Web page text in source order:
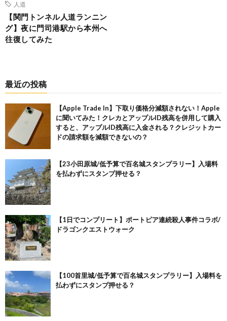
人道
【関門トンネル人道ランニン
グ】夜に門司港駅から本州へ
往復してみた
最近の投稿
【Apple Trade In】下取り価格分減額されない！Apple
に聞いてみた！クレカとアップルID残高を併用して購入
すると、アップルID残高に入金される？クレジットカー
ドの請求額を減額できないの？
【23小田原城/低予算で百名城スタンプラリー】入場料
を払わずにスタンプ押せる？
【1日でコンプリート】ポートピア連続殺人事件コラボ/
ドラゴンクエストウォーク
【100首里城/低予算で百名城スタンプラリー】入場料を
払わずにスタンプ押せる？